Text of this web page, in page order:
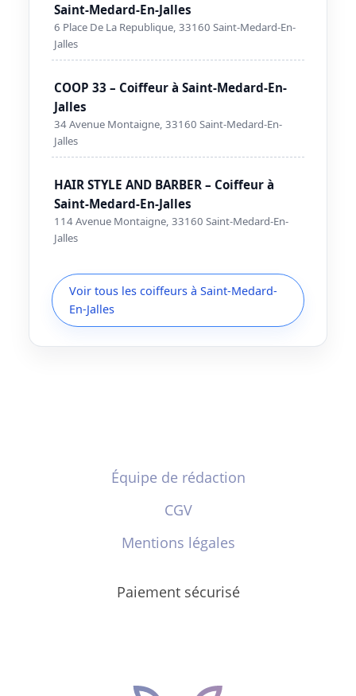
Saint-Medard-En-Jalles
6 Place De La Republique, 33160 Saint-Medard-En-
Jalles
COOP 33 – Coiffeur à Saint-Medard-En-
Jalles
34 Avenue Montaigne, 33160 Saint-Medard-En-
Jalles
HAIR STYLE AND BARBER – Coiffeur à
Saint-Medard-En-Jalles
114 Avenue Montaigne, 33160 Saint-Medard-En-
Jalles
Voir tous les coiffeurs à Saint-Medard-
En-Jalles
Équipe de rédaction
CGV
Mentions légales
Paiement sécurisé